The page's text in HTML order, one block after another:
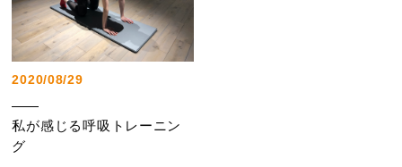
2020/08/29
私が感じる呼吸トレーニン
グ